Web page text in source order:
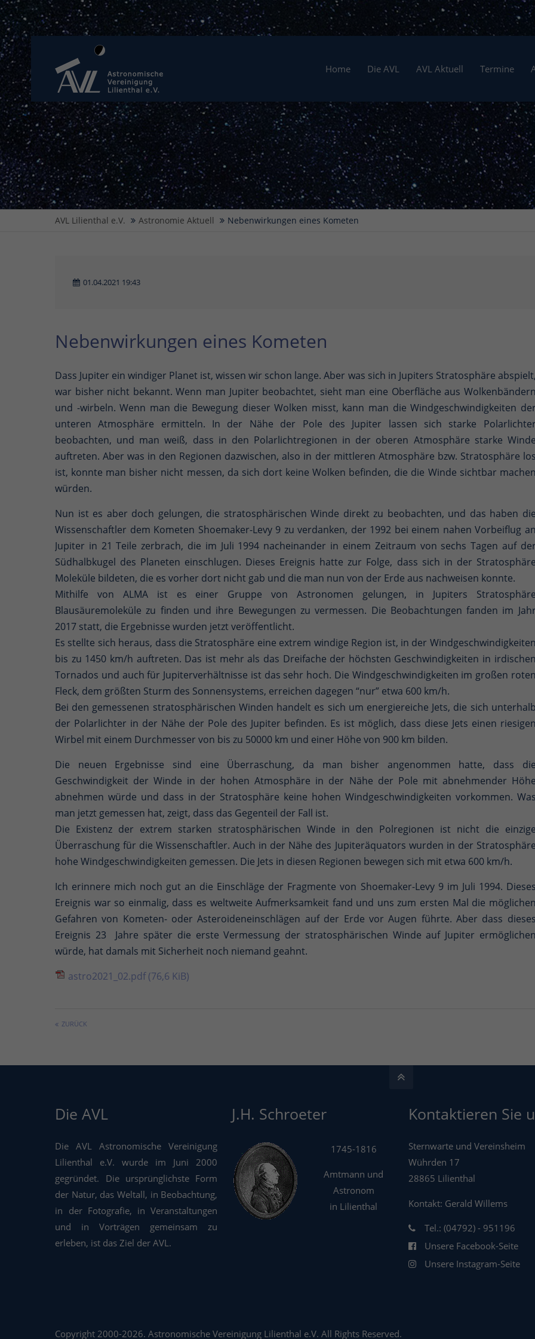
Home Die AVL AVL Aktuell Termine
AVL Lilienthal e.V. Astronomie Aktuell Nebenwirkungen eines Kometen
01.04.2021 19:43
Nebenwirkungen eines Kometen
Dass Jupiter ein windiger Planet ist, wissen wir schon lange. Aber was sich in Jupiters Stratosphäre abspielt,
war bisher nicht bekannt. Wenn man Jupiter beobachtet, sieht man eine Oberfläche aus Wolkenbändern
und -wirbeln. Wenn man die Bewegung dieser Wolken misst, kann man die Windgeschwindigkeiten der
unteren Atmosphäre ermitteln. In der Nähe der Pole des Jupiter lassen sich starke Polarlichter
beobachten, und man weiß, dass in den Polarlichtregionen in der oberen Atmosphäre starke Winde
auftreten. Aber was in den Regionen dazwischen, also in der mittleren Atmosphäre bzw. Stratosphäre los
ist, konnte man bisher nicht messen, da sich dort keine Wolken befinden, die die Winde sichtbar machen
würden.
Nun ist es aber doch gelungen, die stratosphärischen Winde direkt zu beobachten, und das haben die
Wissenschaftler dem Kometen Shoemaker-Levy 9 zu verdanken, der 1992 bei einem nahen Vorbeiflug an
Jupiter in 21 Teile zerbrach, die im Juli 1994 nacheinander in einem Zeitraum von sechs Tagen auf der
Südhalbkugel des Planeten einschlugen. Dieses Ereignis hatte zur Folge, dass sich in der Stratosphäre
Moleküle bildeten, die es vorher dort nicht gab und die man nun von der Erde aus nachweisen konnte.
Mithilfe von ALMA ist es einer Gruppe von Astronomen gelungen, in Jupiters Stratosphäre
Blausäuremoleküle zu finden und ihre Bewegungen zu vermessen. Die Beobachtungen fanden im Jahr
2017 statt, die Ergebnisse wurden jetzt veröffentlicht.
Es stellte sich heraus, dass die Stratosphäre eine extrem windige Region ist, in der Windgeschwindigkeiten
bis zu 1450 km/h auftreten. Das ist mehr als das Dreifache der höchsten Geschwindigkeiten in irdischen
Tornados und auch für Jupiterverhältnisse ist das sehr hoch. Die Windgeschwindigkeiten im großen roten
Fleck, dem größten Sturm des Sonnensystems, erreichen dagegen “nur” etwa 600 km/h.
Bei den gemessenen stratosphärischen Winden handelt es sich um energiereiche Jets, die sich unterhalb
der Polarlichter in der Nähe der Pole des Jupiter befinden. Es ist möglich, dass diese Jets einen riesigen
Wirbel mit einem Durchmesser von bis zu 50000 km und einer Höhe von 900 km bilden.
Die neuen Ergebnisse sind eine Überraschung, da man bisher angenommen hatte, dass die
Geschwindigkeit der Winde in der hohen Atmosphäre in der Nähe der Pole mit abnehmender Höhe
abnehmen würde und dass in der Stratosphäre keine hohen Windgeschwindigkeiten vorkommen. Was
man jetzt gemessen hat, zeigt, dass das Gegenteil der Fall ist.
Die Existenz der extrem starken stratosphärischen Winde in den Polregionen ist nicht die einzige
Überraschung für die Wissenschaftler. Auch in der Nähe des Jupiteräquators wurden in der Stratosphäre
hohe Windgeschwindigkeiten gemessen. Die Jets in diesen Regionen bewegen sich mit etwa 600 km/h.
Ich erinnere mich noch gut an die Einschläge der Fragmente von Shoemaker-Levy 9 im Juli 1994. Dieses
Ereignis war so einmalig, dass es weltweite Aufmerksamkeit fand und uns zum ersten Mal die möglichen
Gefahren von Kometen- oder Asteroideneinschlägen auf der Erde vor Augen führte. Aber dass dieses
Ereignis 23 Jahre später die erste Vermessung der stratosphärischen Winde auf Jupiter ermöglichen
würde, hat damals mit Sicherheit noch niemand geahnt.
astro2021_02.pdf(76,6 KiB)
ZURÜCK
Die AVL
Die AVL Astronomische Vereinigung
Lilienthal e.V. wurde im Juni 2000
gegründet. Die ursprünglichste Form
der Natur, das Weltall, in Beobachtung,
in der Fotografie, in Veranstaltungen
und in Vorträgen gemeinsam zu
erleben, ist das Ziel der AVL.
J.H. Schroeter
1745-1816
Amtmann und
Astronom
in Lilienthal
Kontaktieren Sie
Sternwarte und Vereinsheim
Wührden 17
28865 Lilienthal
Kontakt: Gerald Willems
Tel.: (04792) - 951196
Unsere Facebook-Seite
Unsere Instagram-Seite
Copyright 2000-2026. Astronomische Vereinigung Lilienthal e.V. All Rights Reserved.